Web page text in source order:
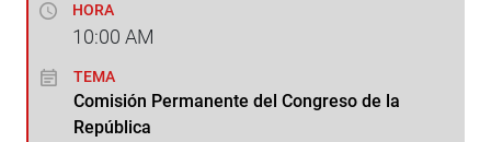
HORA
10:00 AM
TEMA
Comisión Permanente del Congreso de la
República